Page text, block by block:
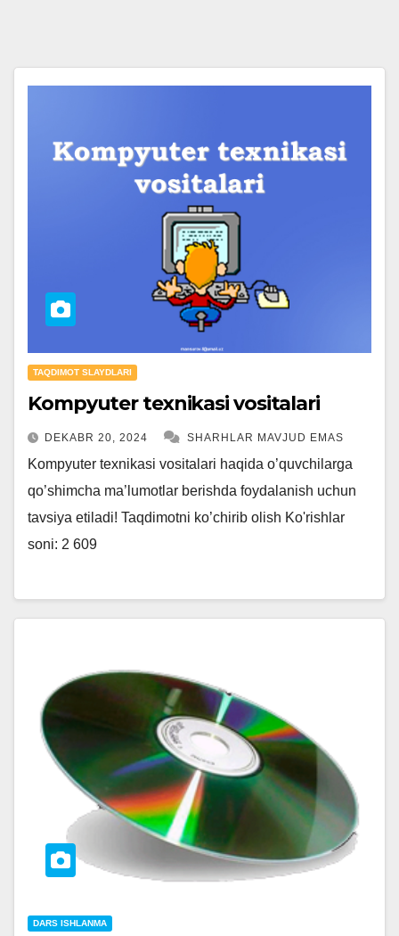
TAQDIMOT SLAYDLARI
Kompyuter texnikasi vositalari
DEKABR 20, 2024 SHARHLAR MAVJUD EMAS
Kompyuter texnikasi vositalari haqida o’quvchilarga
qo’shimcha ma’lumotlar berishda foydalanish uchun
tavsiya etiladi! Taqdimotni ko’chirib olish Ko'rishlar
soni: 2 609
DARS ISHLANMA